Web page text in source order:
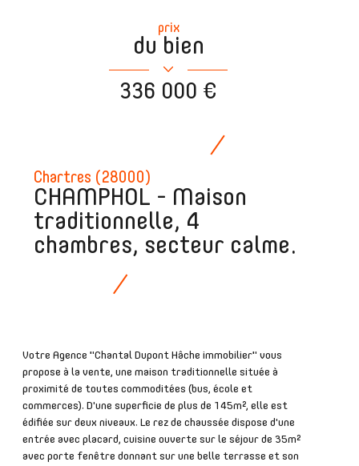
Chartres (28000)
CHAMPHOL - Maison
traditionnelle, 4
chambres, secteur calme.
Votre Agence "Chantal Dupont Hâche immobilier" vous
propose à la vente, une maison traditionnelle située à
proximité de toutes commoditées (bus, école et
commerces). D'une superficie de plus de 145m², elle est
édifiée sur deux niveaux. Le rez de chaussée dispose d'une
entrée avec placard, cuisine ouverte sur le séjour de 35m²
avec porte fenêtre donnant sur une belle terrasse et son
prix
du bien
336 000 €